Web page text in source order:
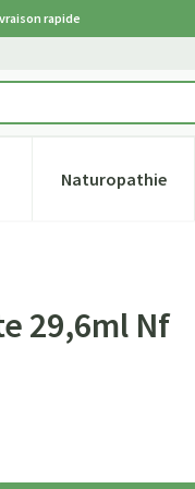
rapide
& vitamines
catégorie Grossesse et
le sous-menu pour la
Naturopathie
Afficher le
29,6ml Nf